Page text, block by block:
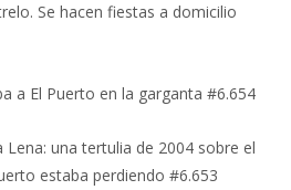
Se hacen fiestas a domicilio
a El Puerto en la garganta #6.654
Lena: una tertulia de 2004 sobre el
estaba perdiendo #6.653